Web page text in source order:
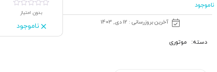
ناموجود
آخرین بروزرسانی : 12 دی, 1403
بدون امتیاز
ناموجود
دسته: موتوری